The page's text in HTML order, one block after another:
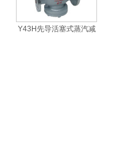
Y43H先导活塞式蒸汽减